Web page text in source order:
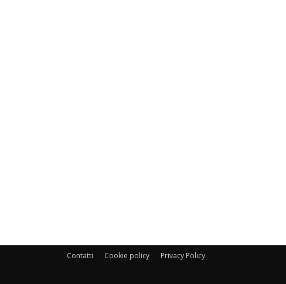
Contatti Cookie policy Privacy Policy